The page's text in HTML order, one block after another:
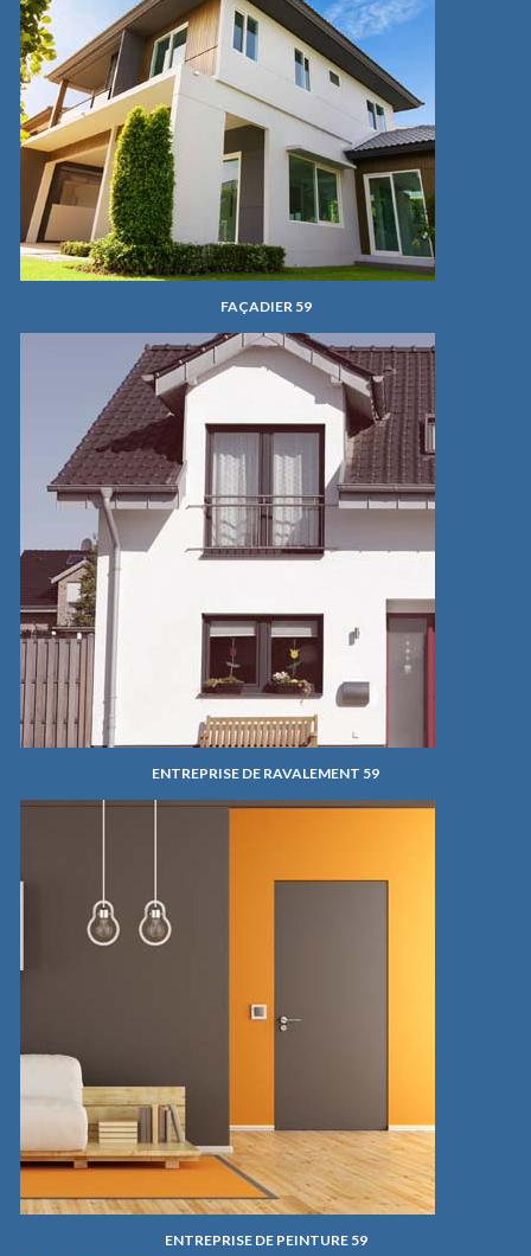
FAÇADIER 59
ENTREPRISE DE RAVALEMENT 59
ENTREPRISE DE PEINTURE 59